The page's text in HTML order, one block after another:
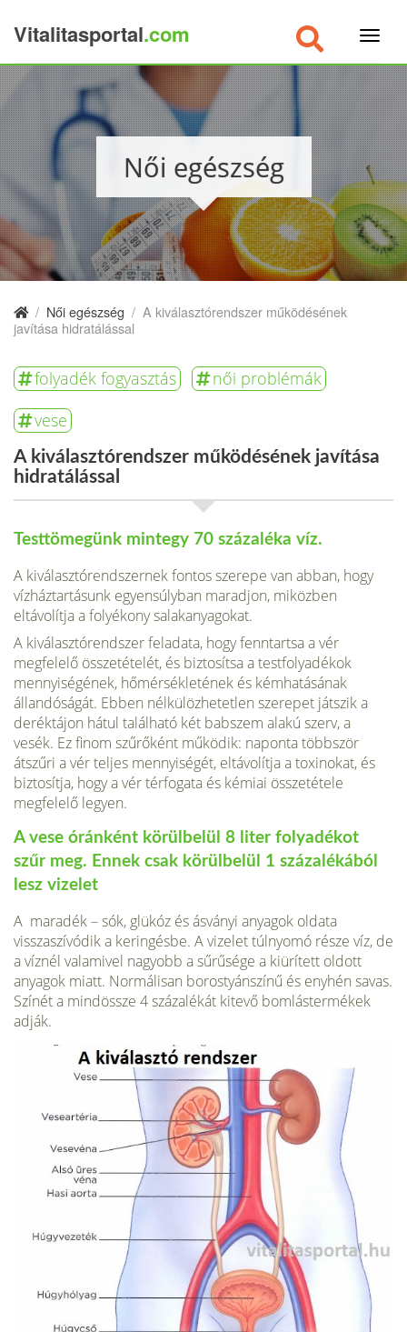
Vitalitasportal.com
Női egészség
/ Női egészség / A kiválasztórendszer működésének
javítása hidratálással
folyadék fogyasztás
női problémák
vese
A kiválasztórendszer működésének javítása
hidratálással
Testtömegünk mintegy 70 százaléka víz.
A kiválasztórendszernek fontos szerepe van abban, hogy
vízháztartásunk egyensúlyban maradjon, miközben
eltávolítja a folyékony salakanyagokat.
A kiválasztórendszer feladata, hogy fenntartsa a vér
megfelelő összetételét, és biztosítsa a testfolyadékok
mennyiségének, hőmérsékletének és kémhatásának
állandóságát. Ebben nélkülözhetetlen szerepet játszik a
deréktájon hátul található két babszem alakú szerv, a
vesék. Ez finom szűrőként működik: naponta többször
átszűri a vér teljes mennyiségét, eltávolítja a toxinokat, és
biztosítja, hogy a vér térfogata és kémiai összetétele
megfelelő legyen.
A vese óránként körülbelül 8 liter folyadékot
szűr meg. Ennek csak körülbelül 1 százalékából
lesz vizelet
A maradék – sók, glükóz és ásványi anyagok oldata
visszaszívódik a keringésbe. A vizelet túlnyomó része víz, de
a víznél valamivel nagyobb a sűrűsége a kiürített oldott
anyagok miatt. Normálisan borostyánszínű és enyhén savas.
Színét a mindössze 4 százalékát kitevő bomlástermékek
adják.
×